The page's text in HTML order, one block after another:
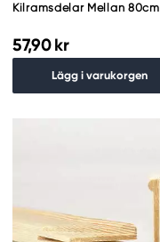
Kilramsdelar Mellan 80cm
57,90 kr
Lägg i varukorgen